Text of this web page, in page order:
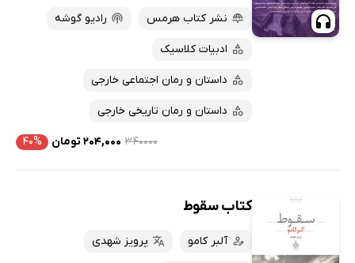
نشر کتاب هرمس
رادیو گوشه
ادبیات کلاسیک
داستان و رمان اجتماعی خارجی
داستان و رمان تاریخی خارجی
۳۴۰۰۰۰ ۲۰۴,۰۰۰ تومان ۴۰%
کتاب سقوط
آلبر کامو پرویز شهدی